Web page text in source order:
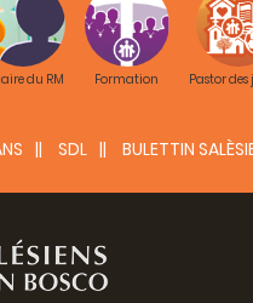
2023
du RM Formation Pastor des
SDL BULETTIN